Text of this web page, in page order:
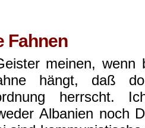
Fahnen
meinen, wenn
hängt, daß
Albanien noch